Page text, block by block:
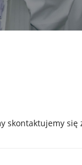
skontaktujemy się